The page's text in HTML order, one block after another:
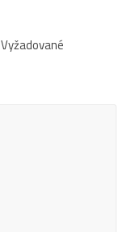
Vyžadované